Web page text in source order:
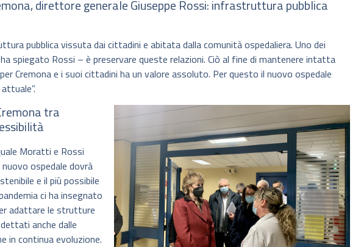
direttore generale Giuseppe Rossi: infrastruttura pubblica
pubblica vissuta dai cittadini e abitata dalla comunità ospedaliera. Uno dei
spiegato Rossi – è preservare queste relazioni. Ciò al fine di mantenere intatta
Cremona e i suoi cittadini ha un valore assoluto. Per questo il nuovo ospedale
tra
Moratti e Rossi
ospedale dovrà
e il più possibile
ci ha insegnato
adattare le strutture
anche dalle
in continua evoluzione.